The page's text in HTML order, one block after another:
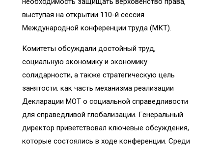
выступая на открытии 110-й сессия
Международной конференции труда (МКТ).
Комитеты обсуждали достойный труд,
социальную экономику и экономику
солидарности, а также стратегическую цель
занятости. как часть механизма реализации
Декларации МОТ о социальной справедливости
для справедливой глобализации. Генеральный
директор приветствовал ключевые обсуждения,
которые состоялись в ходе конференции. Среди